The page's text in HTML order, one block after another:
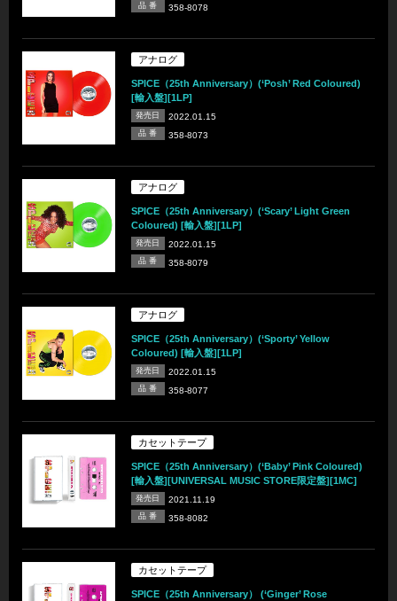
品 番 358-8078
アナログ
SPICE（25th Anniversary）(‘Posh’ Red Coloured)
[輸入盤][1LP]
発売日 2022.01.15
品 番 358-8073
アナログ
SPICE（25th Anniversary）(‘Scary’ Light Green
Coloured) [輸入盤][1LP]
発売日 2022.01.15
品 番 358-8079
アナログ
SPICE（25th Anniversary）(‘Sporty’ Yellow
Coloured) [輸入盤][1LP]
発売日 2022.01.15
品 番 358-8077
カセットテープ
SPICE（25th Anniversary）(‘Baby’ Pink Coloured)
[輸入盤][UNIVERSAL MUSIC STORE限定盤][1MC]
発売日 2021.11.19
品 番 358-8082
カセットテープ
SPICE（25th Anniversary） (‘Ginger’ Rose